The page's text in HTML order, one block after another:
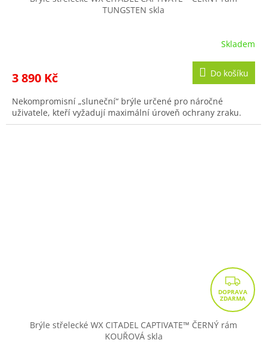
TUNGSTEN skla
Skladem
3 890 Kč Do košíku
Nekompromisní „sluneční“ brýle určené pro náročné
uživatele, kteří vyžadují maximální úroveň ochrany zraku.
Z
D
A
Brýle střelecké WX CITADEL CAPTIVATE™ ČERNÝ rám
KOUŘOVÁ skla